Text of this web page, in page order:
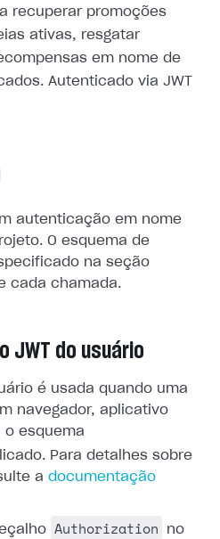
recuperar promoções
ativas, resgatar
em nome de
Autenticado via JWT
autenticação em nome
O esquema de
na seção
cada chamada.
JWT do usuário
é usada quando uma
navegador, aplicativo
o esquema
Para detalhes sobre
a documentação
Authorization
no